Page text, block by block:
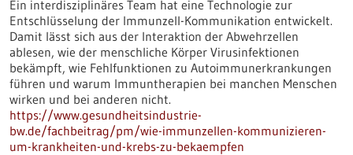
Ein interdisziplinäres Team hat eine Technologie zur
Entschlüsselung der Immunzell-Kommunikation entwickelt.
Damit lässt sich aus der Interaktion der Abwehrzellen
ablesen, wie der menschliche Körper Virusinfektionen
bekämpft, wie Fehlfunktionen zu Autoimmunerkrankungen
führen und warum Immuntherapien bei manchen Menschen
wirken und bei anderen nicht.
https://www.gesundheitsindustrie-
bw.de/fachbeitrag/pm/wie-immunzellen-kommunizieren-
um-krankheiten-und-krebs-zu-bekaempfen